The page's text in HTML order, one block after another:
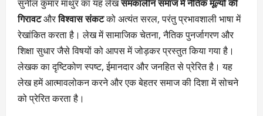
सुनील कुमार माथुर का यह लेखसमकालीन समाज में नैतिक मूल्यों की
गिरावटऔरविश्वास संकटको अत्यंत सरल, परंतु प्रभावशाली भाषा में
रेखांकित करता है। लेख में सामाजिक चेतना, नैतिक पुनर्जागरण और
शिक्षा सुधार जैसे विषयों को आपस में जोड़कर प्रस्तुत किया गया है।
लेखक का दृष्टिकोण स्पष्ट, ईमानदार और जनहित से प्रेरित है। यह
लेख हमें आत्मावलोकन करने और एक बेहतर समाज की दिशा में सोचने
को प्रेरित करता है।